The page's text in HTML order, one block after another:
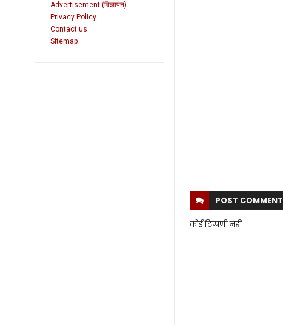
Advertisement (विज्ञापन)
Privacy Policy
Contact us
Sitemap
POST COMMENT
कोई टिप्पणी नहीं